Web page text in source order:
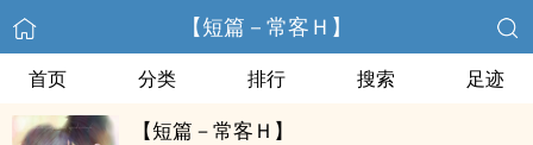
【短篇－常客Ｈ】
首页 分类 排行 搜索 足迹
【短篇－常客Ｈ】